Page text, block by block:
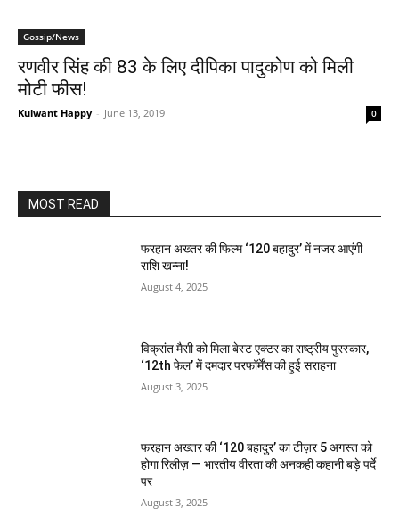
Gossip/News
रणवीर सिंह की 83 के लिए दीपिका पादुकोण को मिली
मोटी फीस!
Kulwant Happy - June 13, 2019 0
MOST READ
फरहान अख्तर की फिल्म ‘120 बहादुर’ में नजर आएंगी
राशि खन्ना!
August 4, 2025
विक्रांत मैसी को मिला बेस्ट एक्टर का राष्ट्रीय पुरस्कार,
‘12th फेल’ में दमदार परफॉर्मेंस की हुई सराहना
August 3, 2025
फरहान अख्तर की ‘120 बहादुर’ का टीज़र 5 अगस्त को
होगा रिलीज़ — भारतीय वीरता की अनकही कहानी बड़े पर्दे
पर
August 3, 2025